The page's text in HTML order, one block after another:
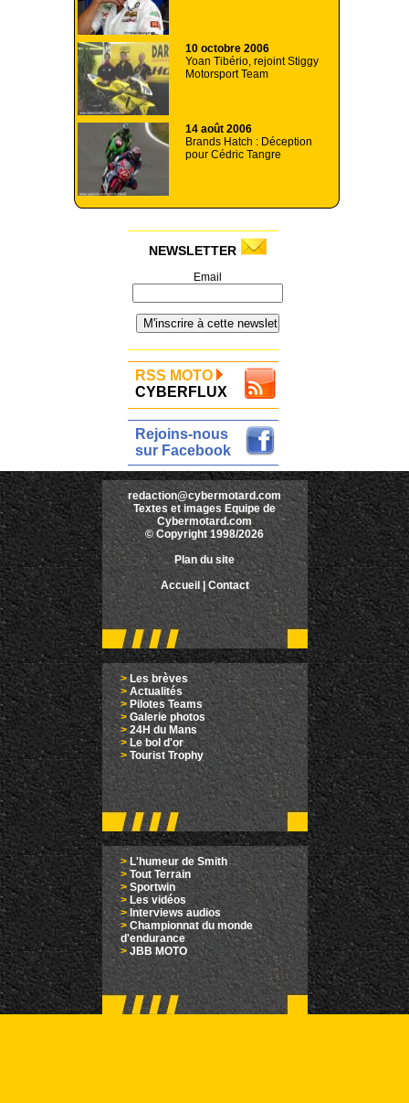
10 octobre 2006
Yoan Tibério, rejoint Stiggy
Motorsport Team
14 août 2006
Brands Hatch : Déception
pour Cédric Tangre
NEWSLETTER
Email
RSS MOTO
CYBERFLUX
Rejoins-nous
sur Facebook
redaction@cybermotard.com
Textes et images Equipe de
Cybermotard.com
© Copyright 1998/2026
Plan du site
Accueil |Contact
>Les brèves
> Actualités
> Pilotes Teams
>Galerie photos
>24H du Mans
>Le bol d'or
> Tourist Trophy
>L'humeur de Smith
> Tout Terrain
> Sportwin
> Les vidéos
> Interviews audios
>Championnat du monde
d'endurance
> JBB MOTO